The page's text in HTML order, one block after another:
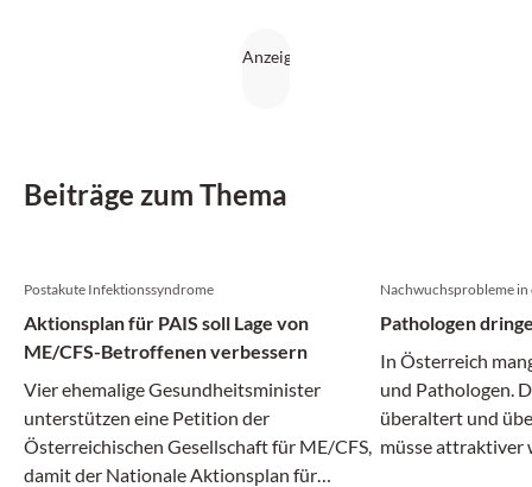
Beiträge zum Thema
Postakute Infektionssyndrome
Aktionsplan für PAIS soll Lage von
ME/CFS-Betroffenen verbessern
Vier ehemalige Gesundheitsminister
unterstützen eine Petition der
Österreichischen Gesellschaft für ME/CFS,
damit der Nationale Aktionsplan für
Nachwuchsprobleme
Pathologen
In Österreich
und Pathologen.
überaltert und
müsse attraktiver